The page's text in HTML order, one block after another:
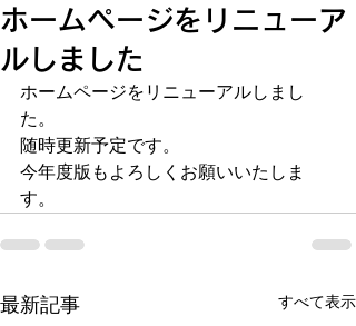
ホームページをリニューア
ルしました
ホームページをリニューアルしまし
た。
随時更新予定です。
今年度版もよろしくお願いいたしま
す。
最新記事 すべて表示